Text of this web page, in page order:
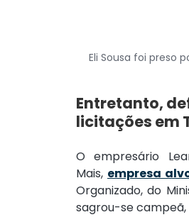
Eli Sousa foi preso
Entretanto,
licitações em
O empresário
Mais, empresa
Organizado, do
sagrou-se campeã,